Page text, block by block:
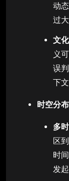
动
过
文
义
误
下
时空分
多
区
时
发